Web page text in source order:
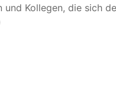
und Kollegen, die sich